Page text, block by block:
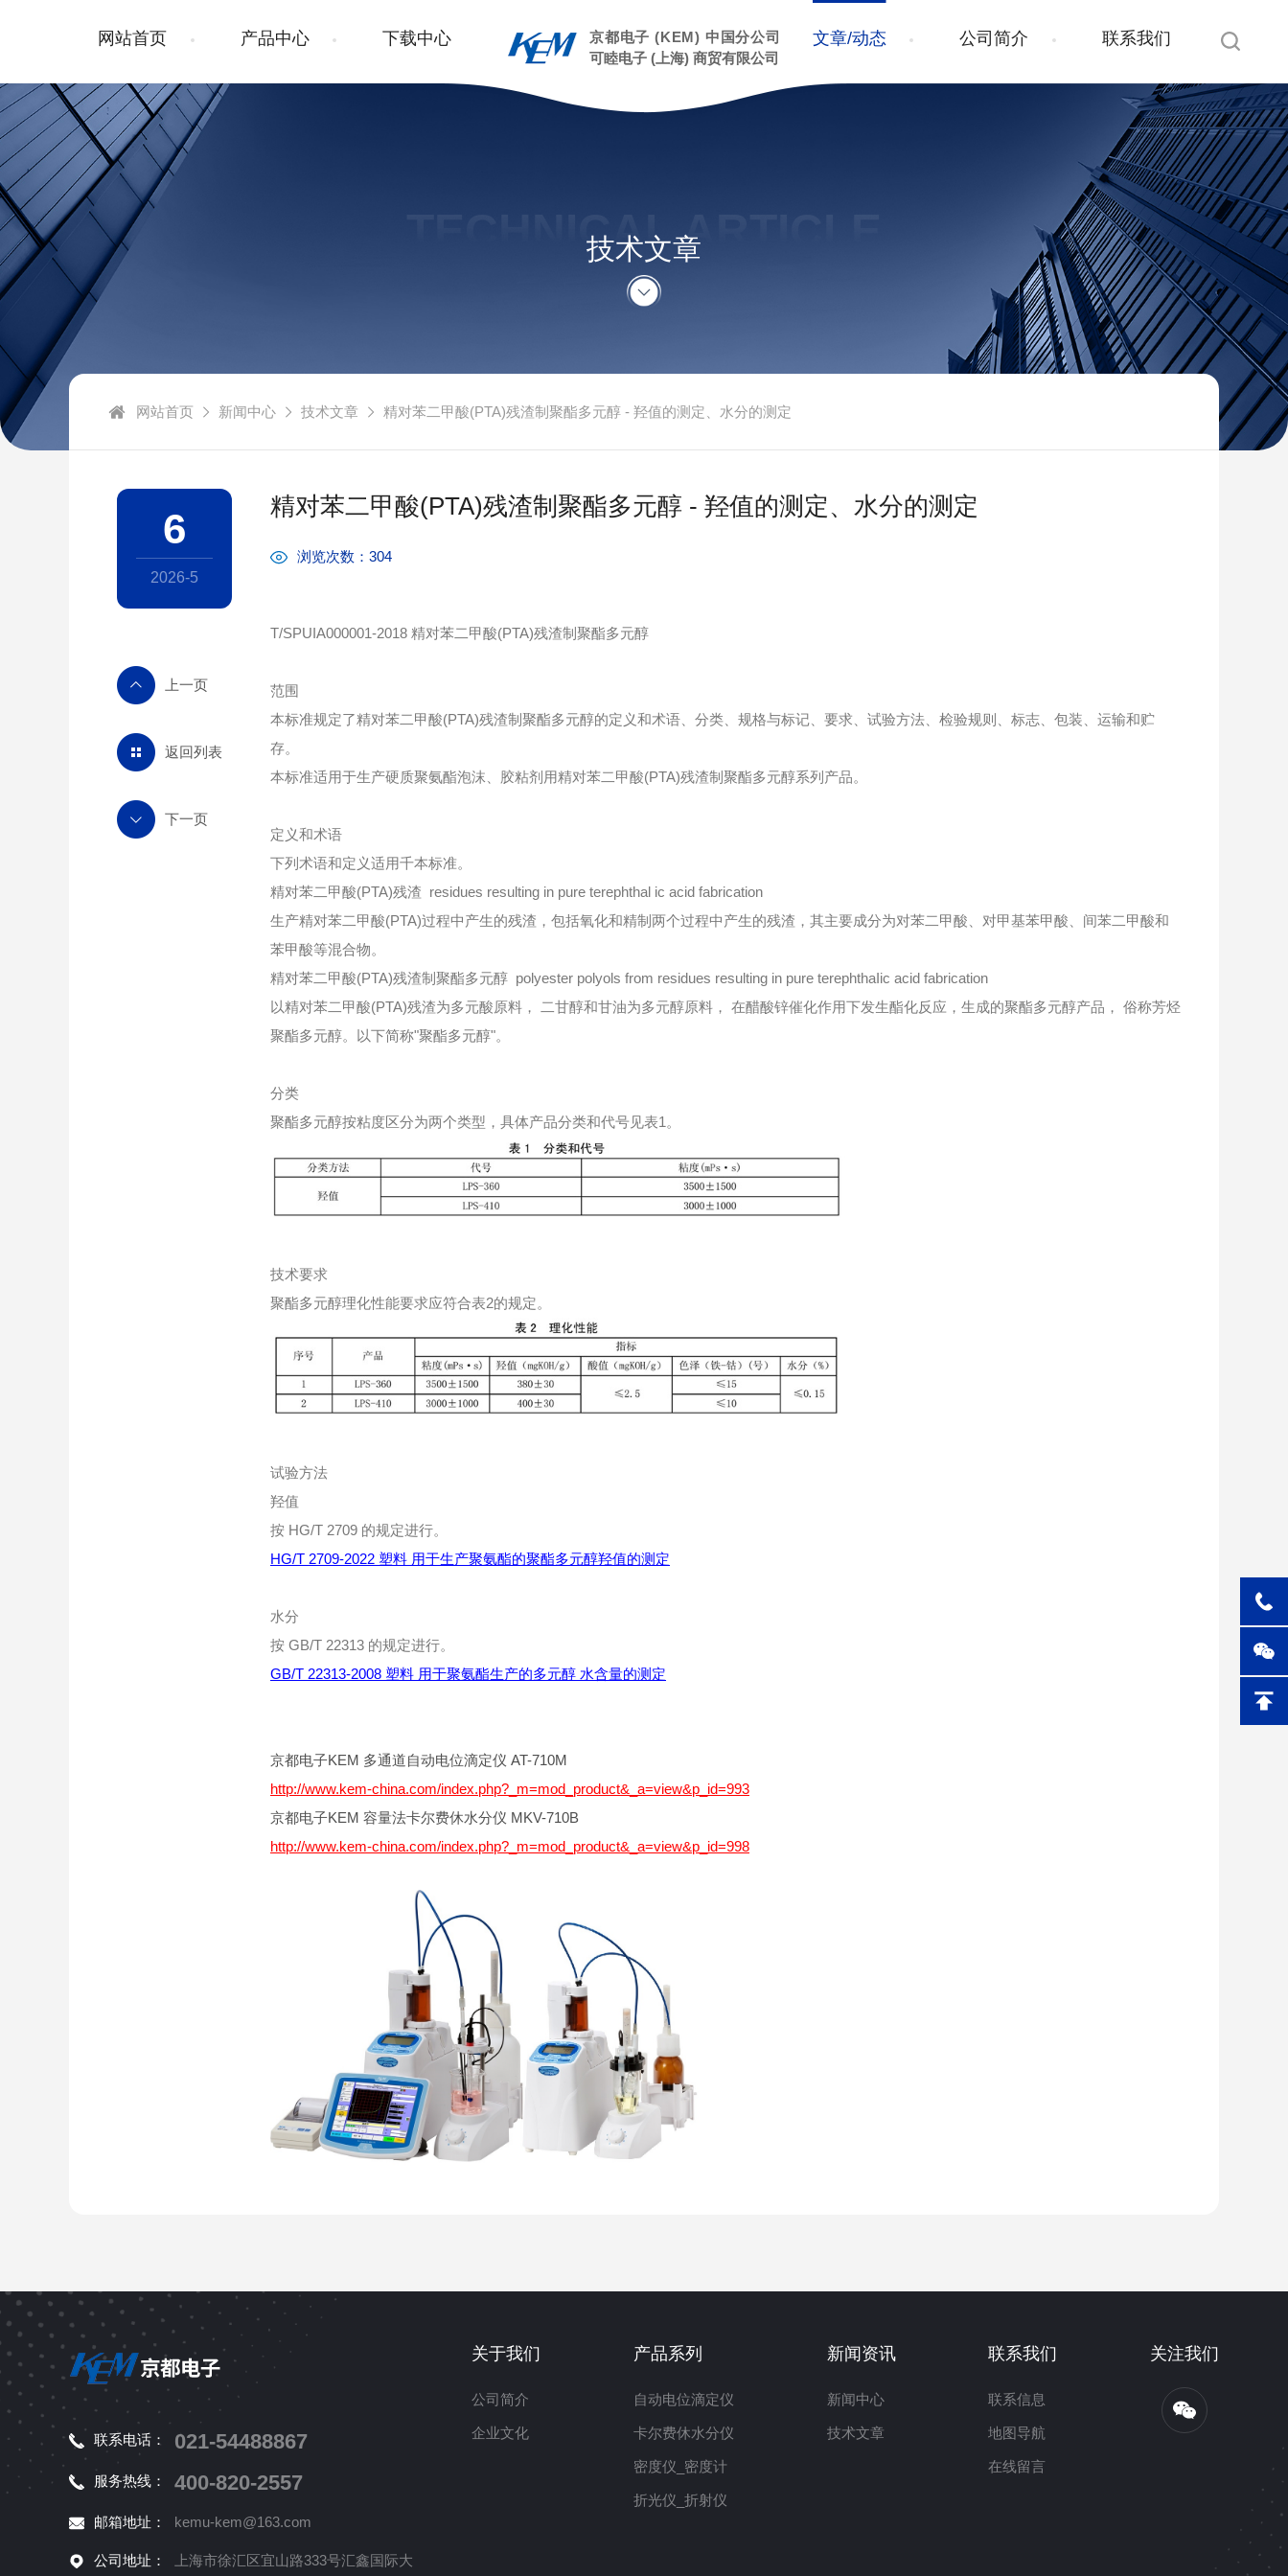
京都电子 (KEM) 中国分公司
可睦电子 (上海) 商贸有限公司
网站首页 产品中心 下载中心 文章/动态 公司简介 联系我们
TECHNICAL ARTICLE
技术文章
网站首页 新闻中心 技术文章 精对苯二甲酸(PTA)残渣制聚酯多元醇 - 羟值的测定、水分的测定
精对苯二甲酸(PTA)残渣制聚酯多元醇 - 羟值的测定、水分的测定
浏览次数：304
T/SPUIA000001-2018 精对苯二甲酸(PTA)残渣制聚酯多元醇
范围
本标准规定了精对苯二甲酸(PTA)残渣制聚酯多元醇的定义和术语、分类、规格与标记、要求、试验方法、检验规则、标志、包装、运输和贮
存。
本标准适用于生产硬质聚氨酯泡沫、胶粘剂用精对苯二甲酸(PTA)残渣制聚酯多元醇系列产品。
定义和术语
下列术语和定义适用千本标准。
精对苯二甲酸(PTA)残渣 residues resulting in pure terephthal ic acid fabrication
生产精对苯二甲酸(PTA)过程中产生的残渣，包括氧化和精制两个过程中产生的残渣，其主要成分为对苯二甲酸、对甲基苯甲酸、间苯二甲酸和
苯甲酸等混合物。
精对苯二甲酸(PTA)残渣制聚酯多元醇 polyester polyols from residues resulting in pure terephthaIic acid fabrication
以精对苯二甲酸(PTA)残渣为多元酸原料， 二甘醇和甘油为多元醇原料， 在醋酸锌催化作用下发生酯化反应，生成的聚酯多元醇产品， 俗称芳烃
聚酯多元醇。以下简称"聚酯多元醇"。
分类
聚酯多元醇按粘度区分为两个类型，具体产品分类和代号见表1。
技术要求
聚酯多元醇理化性能要求应符合表2的规定。
试验方法
羟值
按 HG/T 2709 的规定进行。
HG/T 2709-2022 塑料 用于生产聚氨酯的聚酯多元醇羟值的测定
水分
按 GB/T 22313 的规定进行。
GB/T 22313-2008 塑料 用于聚氨酯生产的多元醇 水含量的测定
京都电子KEM 多通道自动电位滴定仪 AT-710M
http://www.kem-china.com/index.php?_m=mod_product&_a=view&p_id=993
京都电子KEM 容量法卡尔费休水分仪 MKV-710B
http://www.kem-china.com/index.php?_m=mod_product&_a=view&p_id=998
6
2026-5
返回列表
联系电话： 021-54488867
服务热线： 400-820-2557
邮箱地址： kemu-kem@163.com
公司地址： 上海市徐汇区宜山路333号汇鑫国际大
关于我们
公司简介
企业文化
产品系列
自动电位滴定仪
卡尔费休水分仪
密度仪_密度计
折光仪_折射仪
新闻资讯
新闻中心
技术文章
联系我们
联系信息
地图导航
在线留言
关注我们